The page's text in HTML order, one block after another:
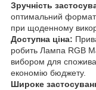
Зручність
оптимальний формат
при щоденному
Доступна ціна:
робить Лампа RGB
вибором для
економію бюджету.
Широке